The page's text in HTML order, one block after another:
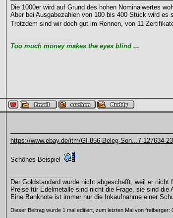
Die 1000er wird auf Grund des hohen Nominalwertes
Aber bei Ausgabezahlen von 100 bis 400 Stück wird
Trotzdem sind wir doch gut im Rennen, von 11
Too much money makes the eyes blind ...
https://www.ebay.de/itm/GI-856-Beleg-Son...7-127634-
Schönes Beispiel
Der Goldstandard wurde nicht abgeschafft, weil er
Preise für Edelmetalle sind nicht die Frage, sie sind die
Eine Banknote ist immer nur die Inkaufnahme einer
Dieser Beitrag wurde 1 mal editiert, zum letzten Mal von freiberger: